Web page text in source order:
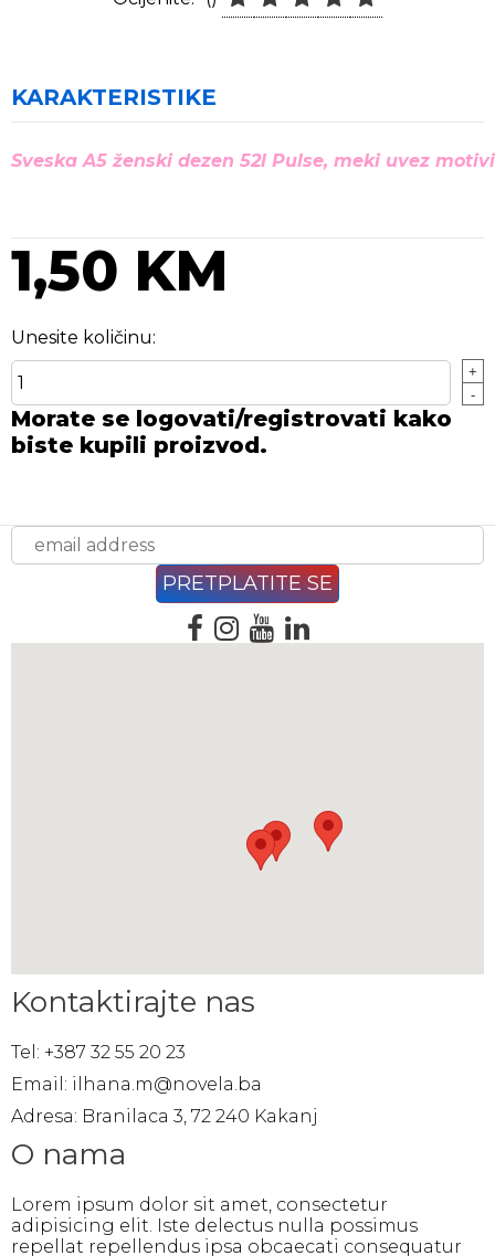
KARAKTERISTIKE
Sveska A5 ženski dezen 52l Pulse, meki uvez
1,50 KM
Unesite količinu:
+
-
Morate se logovati/registrovati kako
biste kupili proizvod.
Kontaktirajte nas
Tel: +387 32 55 20 23
Email: ilhana.m@novela.ba
Adresa: Branilaca 3, 72 240 Kakanj
O nama
Lorem ipsum dolor sit amet, consectetur
adipisicing elit. Iste delectus nulla possimus
repellat repellendus ipsa obcaecati consequatur